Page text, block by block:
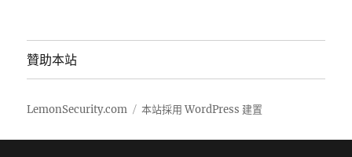
贊助本站
LemonSecurity.com 本站採用 WordPress 建置